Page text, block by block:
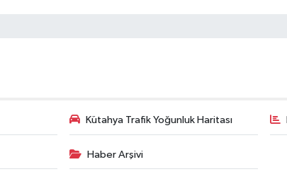
Kütahya Trafik Yoğunluk Haritası
Haber Arşivi